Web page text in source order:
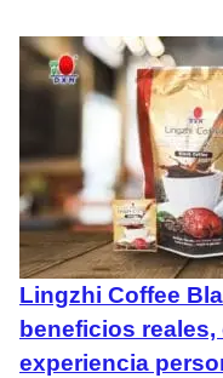
Lingzhi Coffee
beneficios
experiencia